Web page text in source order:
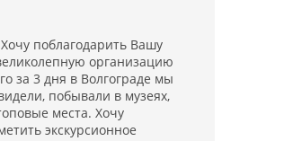
поблагодарить Вашу
организацию
за 3 дня в Волгограде мы
побывали в музеях,
места. Хочу
экскурсионное